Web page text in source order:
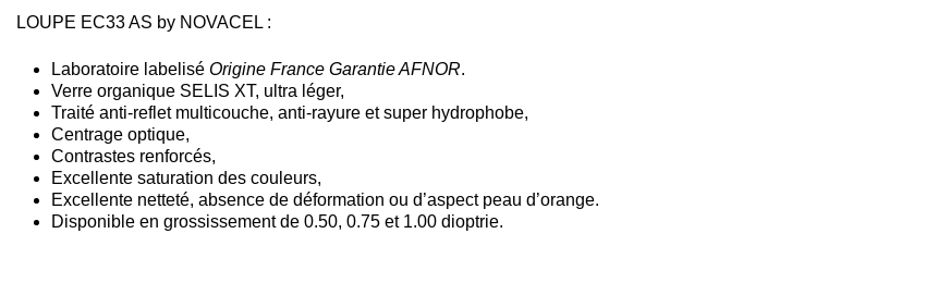
LOUPE EC33 AS by NOVACEL :
Laboratoire labelisé Origine France Garantie AFNOR.
Verre organique SELIS XT, ultra léger,
Traité anti-reflet multicouche, anti-rayure et super hydrophobe,
Centrage optique,
Contrastes renforcés,
Excellente saturation des couleurs,
Excellente netteté, absence de déformation ou d’aspect peau d’orange.
Disponible en grossissement de 0.50, 0.75 et 1.00 dioptrie.